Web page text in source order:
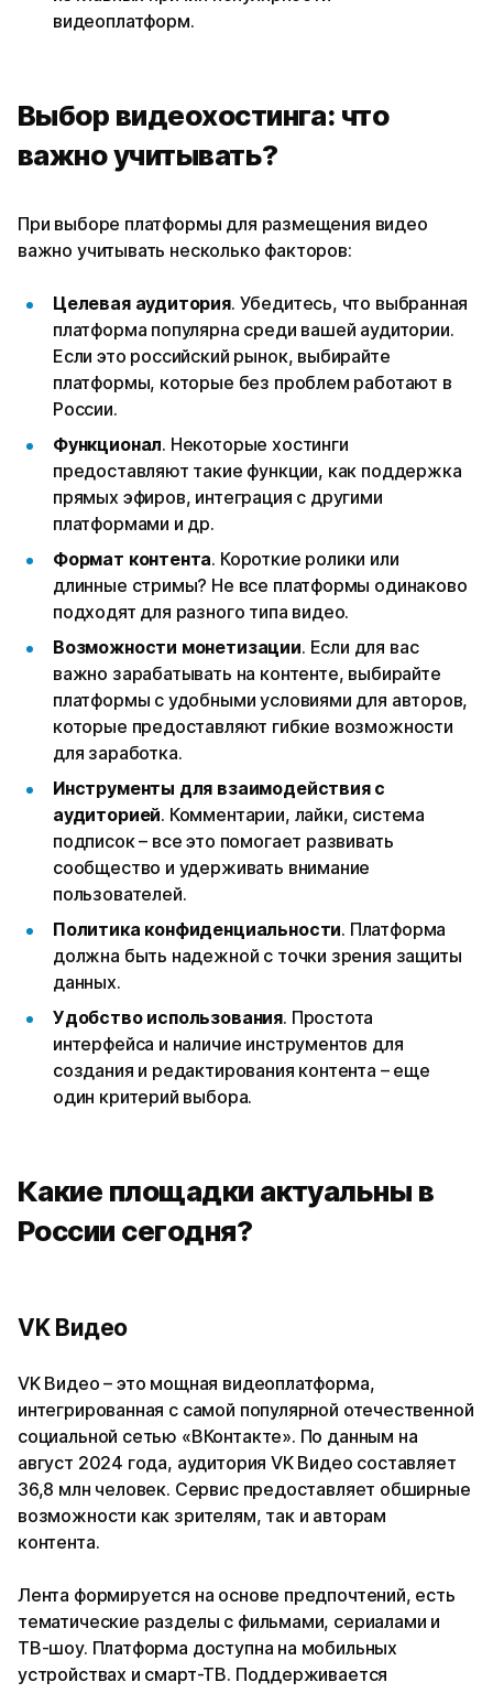
видеоплатформ.
Выбор видеохостинга: что
важно учитывать?
При выборе платформы для размещения видео
важно учитывать несколько факторов:
Целевая аудитория. Убедитесь, что выбранная
платформа популярна среди вашей аудитории.
Если это российский рынок, выбирайте
платформы, которые без проблем работают в
России.
Функционал. Некоторые хостинги
предоставляют такие функции, как поддержка
прямых эфиров, интеграция с другими
платформами и др.
Формат контента. Короткие ролики или
длинные стримы? Не все платформы одинаково
подходят для разного типа видео.
Возможности монетизации. Если для вас
важно зарабатывать на контенте, выбирайте
платформы с удобными условиями для авторов,
которые предоставляют гибкие возможности
для заработка.
Инструменты для взаимодействия с
аудиторией. Комментарии, лайки, система
подписок – все это помогает развивать
сообщество и удерживать внимание
пользователей.
Политика конфиденциальности. Платформа
должна быть надежной с точки зрения защиты
данных.
Удобство использования. Простота
интерфейса и наличие инструментов для
создания и редактирования контента – еще
один критерий выбора.
Какие площадки актуальны в
России сегодня?
VK Видео
VK Видео – это мощная видеоплатформа,
интегрированная с самой популярной отечественной
социальной сетью «ВКонтакте». По данным на
август 2024 года, аудитория VK Видео составляет
36,8 млн человек. Сервис предоставляет обширные
возможности как зрителям, так и авторам
контента.
Лента формируется на основе предпочтений, есть
тематические разделы с фильмами, сериалами и
ТВ-шоу. Платформа доступна на мобильных
устройствах и смарт-ТВ. Поддерживается